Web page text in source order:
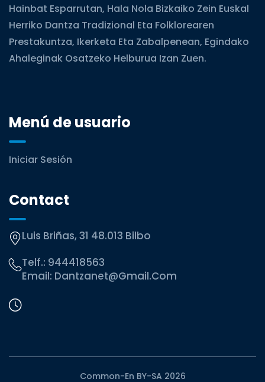
Hainbat Esparrutan, Hala Nola Bizkaiko Zein Euskal
Herriko Dantza Tradizional Eta Folklorearen
Prestakuntza, Ikerketa Eta Zabalpenean, Egindako
Ahaleginak Osatzeko Helburua Izan Zuen.
Menú de usuario
Iniciar Sesión
Contact
Luis Briñas, 31 48.013 Bilbo
Telf.: 944418563
Email: Dantzanet@gmail.com
Common-En BY-SA 2026